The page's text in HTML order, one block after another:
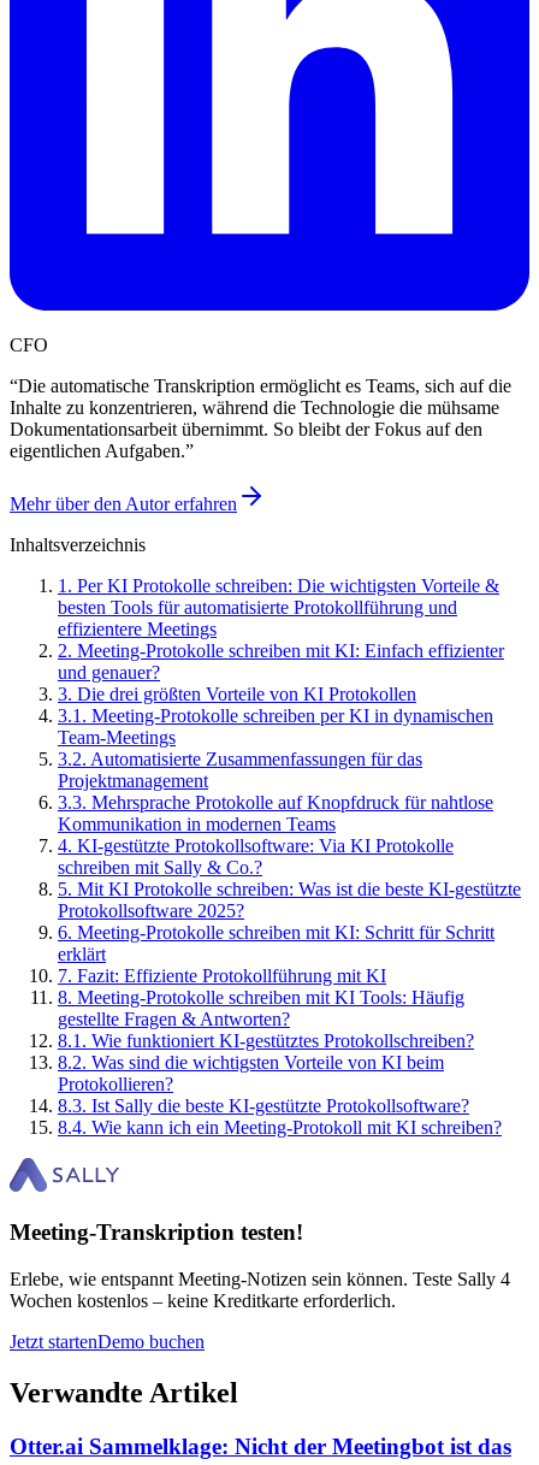
CFO
“Die automatische Transkription ermöglicht es Teams, sich auf die
Inhalte zu konzentrieren, während die Technologie die mühsame
Dokumentationsarbeit übernimmt. So bleibt der Fokus auf den
eigentlichen Aufgaben.”
Mehr über den Autor erfahren
Inhaltsverzeichnis
1. Per KI Protokolle schreiben: Die wichtigsten Vorteile &
besten Tools für automatisierte Protokollführung und
effizientere Meetings
2. Meeting-Protokolle schreiben mit KI: Einfach effizienter
und genauer?
3. Die drei größten Vorteile von KI Protokollen
3.1. Meeting-Protokolle schreiben per KI in dynamischen
Team-Meetings
3.2. Automatisierte Zusammenfassungen für das
Projektmanagement
3.3. Mehrsprache Protokolle auf Knopfdruck für nahtlose
Kommunikation in modernen Teams
4. KI-gestützte Protokollsoftware: Via KI Protokolle
schreiben mit Sally & Co.?
5. Mit KI Protokolle schreiben: Was ist die beste KI-gestützte
Protokollsoftware 2025?
6. Meeting-Protokolle schreiben mit KI: Schritt für Schritt
erklärt
7. Fazit: Effiziente Protokollführung mit KI
8. Meeting-Protokolle schreiben mit KI Tools: Häufig
gestellte Fragen & Antworten?
8.1. Wie funktioniert KI-gestütztes Protokollschreiben?
8.2. Was sind die wichtigsten Vorteile von KI beim
Protokollieren?
8.3. Ist Sally die beste KI-gestützte Protokollsoftware?
8.4. Wie kann ich ein Meeting-Protokoll mit KI schreiben?
Meeting-Transkription testen!
Erlebe, wie entspannt Meeting-Notizen sein können. Teste Sally 4
Wochen kostenlos – keine Kreditkarte erforderlich.
Jetzt startenDemo buchen
Verwandte Artikel
Otter.ai Sammelklage: Nicht der Meetingbot ist das